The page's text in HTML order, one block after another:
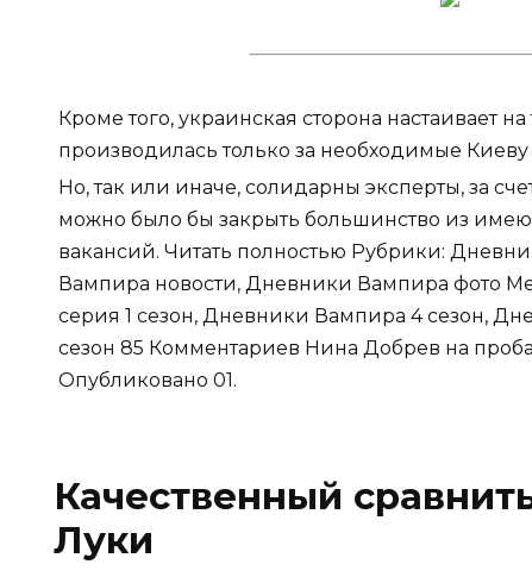
Кроме того, украинская сторона настаивает
производилась только за необходимые
Но, так или иначе, солидарны эксперты, за
можно было бы закрыть большинство из
вакансий. Читать полностью Рубрики:
Вампира новости, Дневники Вампира фото
серия 1 сезон, Дневники Вампира 4 сезон,
сезон 85 Комментариев Нина Добрев на
Опубликовано 01.
Качественный
Луки